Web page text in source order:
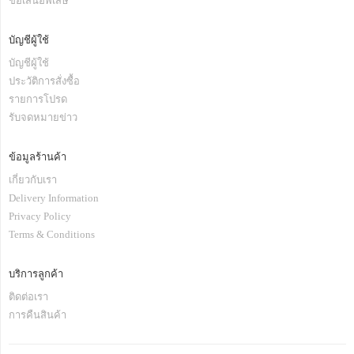
บัญชีผู้ใช้
บัญชีผู้ใช้
ประวัติการสั่งซื้อ
รายการโปรด
รับจดหมายข่าว
ข้อมูลร้านค้า
เกี่ยวกับเรา
Delivery Information
Privacy Policy
Terms & Conditions
บริการลูกค้า
ติดต่อเรา
การคืนสินค้า